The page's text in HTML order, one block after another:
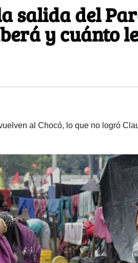
salida del
y cuánto
al Chocó, lo que no logró